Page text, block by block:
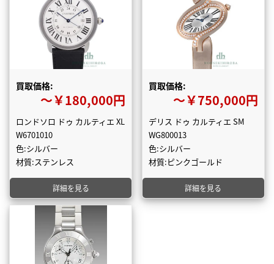
買取価格:
〜￥180,000円
ロンドソロ ドゥ カルティエ XL
W6701010
色:シルバー
材質:ステンレス
詳細を見る
買取価格:
〜￥750,000円
デリス ドゥ カルティエ SM
WG800013
色:シルバー
材質:ピンクゴールド
詳細を見る